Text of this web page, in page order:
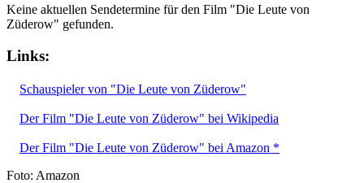
Keine aktuellen Sendetermine für den Film "Die Leute von
Züderow" gefunden.
Links:
Schauspieler von "Die Leute von Züderow"
Der Film "Die Leute von Züderow" bei Wikipedia
Der Film "Die Leute von Züderow" bei Amazon *
Foto: Amazon